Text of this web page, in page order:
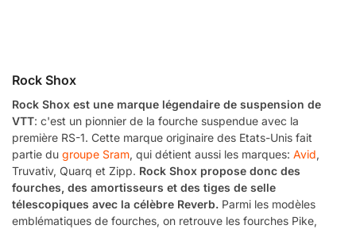
Rock Shox
Rock Shox est une marque légendaire de suspension de
VTT: c'est un pionnier de la fourche suspendue avec la
première RS-1. Cette marque originaire des Etats-Unis fait
partie du groupe Sram, qui détient aussi les marques: Avid,
Truvativ, Quarq et Zipp. Rock Shox propose donc des
fourches, des amortisseurs et des tiges de selle
télescopiques avec la célèbre Reverb. Parmi les modèles
emblématiques de fourches, on retrouve les fourches Pike,